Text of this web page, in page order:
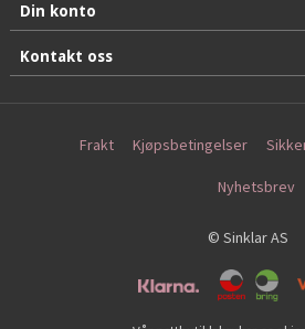
Din konto
Kontakt oss
Frakt Kjøpsbetingelser
Nyhetsbrev
© Sinklar AS